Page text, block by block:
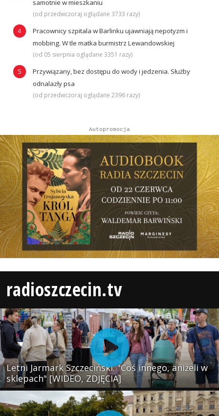
samotnie w mieszkaniu
(od przedwczoraj oglądane 3733 razy)
Pracownicy szpitala w Barlinku ujawniają nepotyzm i
mobbing. W tle matka burmistrz Lewandowskiej
(od 05 sierpnia oglądane 3351 razy)
Przywiązany, bez dostępu do wody i jedzenia. Służby
odnalazły psa
(od przedwczoraj oglądane 2396 razy)
Autopromocja
radioszczecin.tv
Letni Jarmark Szczeciński. "Coś innego, aniżeli w
sklepach" [WIDEO, ZDJĘCIA]